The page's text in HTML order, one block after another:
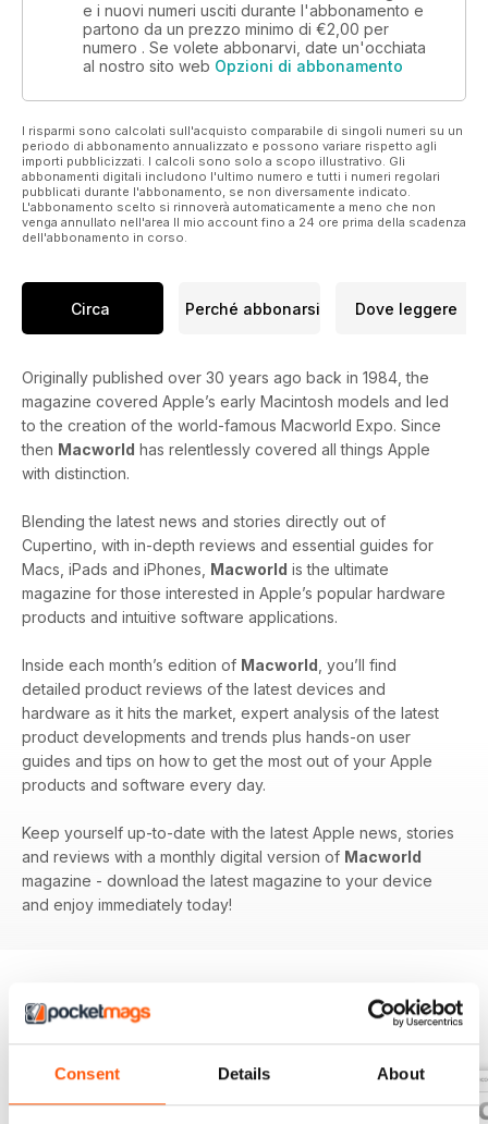
Consent Details About
e i nuovi numeri usciti durante l'abbonamento e
partono da un prezzo minimo di €2,00 per
numero . Se volete abbonarvi, date un'occhiata
al nostro sito web Opzioni di abbonamento
I risparmi sono calcolati sull'acquisto comparabile di singoli numeri su un
periodo di abbonamento annualizzato e possono variare rispetto agli
importi pubblicizzati. I calcoli sono solo a scopo illustrativo. Gli
abbonamenti digitali includono l'ultimo numero e tutti i numeri regolari
pubblicati durante l'abbonamento, se non diversamente indicato.
L'abbonamento scelto si rinnoverà automaticamente a meno che non
venga annullato nell'area Il mio account fino a 24 ore prima della scadenza
dell'abbonamento in corso.
Circa Perché abbonarsi Dove leggere
Originally published over 30 years ago back in 1984, the
magazine covered Apple’s early Macintosh models and led
to the creation of the world-famous Macworld Expo. Since
then Macworld has relentlessly covered all things Apple
with distinction.
Blending the latest news and stories directly out of
Cupertino, with in-depth reviews and essential guides for
Macs, iPads and iPhones, Macworld is the ultimate
magazine for those interested in Apple’s popular hardware
products and intuitive software applications.
Inside each month’s edition of Macworld , you’ll find
detailed product reviews of the latest devices and
hardware as it hits the market, expert analysis of the latest
product developments and trends plus hands-on user
guides and tips on how to get the most out of your Apple
products and software every day.
Keep yourself up-to-date with the latest Apple news, stories
and reviews with a monthly digital version of Macworld
magazine - download the latest magazine to your device
and enjoy immediately today!
EDIZIONI INDIETRO Visualizza tutti